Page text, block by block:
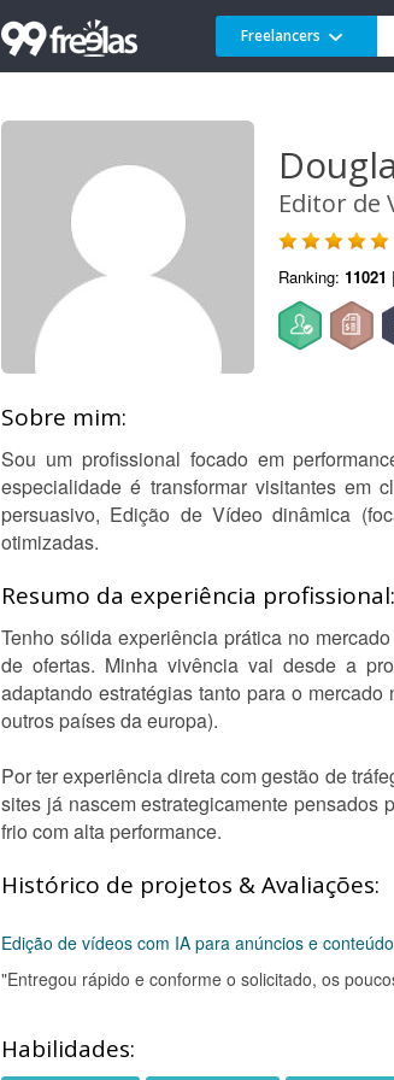
Freelancers
Editor de
Ranking: 11021
Sobre mim:
Sou um profissional focado em
especialidade é transformar visitantes em
persuasivo, Edição de Vídeo dinâmica
otimizadas.
Resumo da experiência profissional:
Tenho sólida experiência prática no
de ofertas. Minha vivência vai desde a
adaptando estratégias tanto para o
outros países da europa).
Por ter experiência direta com gestão de
sites já nascem estrategicamente pensados
frio com alta performance.
Histórico de projetos & Avaliações:
Edição de vídeos com IA para anúncios e
"Entregou rápido e conforme o solicitado, os
Habilidades: